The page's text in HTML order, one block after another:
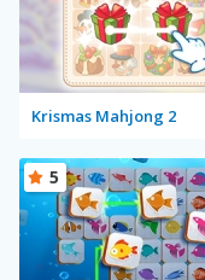
Krismas Mahjong 2
5